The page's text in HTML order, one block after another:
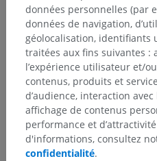
Hiérarchie
Anatomie humaine 1
Anatomie systémique
Troncs et canaux
données personnelles (par
données de navigation,
géolocalisation, identifiants
traitées aux fins suivantes :
l’expérience utilisateur et/
contenus, produits et
d’audience, interaction
affichage de contenus
performance et
d'informations, consultez
confidentialité.